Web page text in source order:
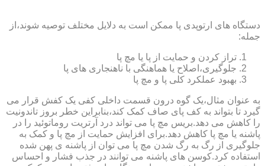
دستگاه های ارتوپدی پا ممکن است به دلایل مختلف توصیه شوند،از
جمله:
تراز کردن و حمایت از پا یا مچ پا
جلوگیری،اصلاح یا هماهنگی با ناهنجاری های پا
بهبود عملکرد کلی پا و مچ پا
به عنوان مثال،یک گوه درون قسمت داخلی کفی یک کفش قرار می
گیرد تا بتواند به کف پای صاف کمک کند،بنابراین خطر بروز تاندونیت
را کاهش می دهد.بریس مچ پا می تواند درد آرتریت روماتوئید را در
پاشنه یا مچ پا کاهش دهد.برای افزایش حمایت از مچ پا و کمک به
جلوگیری از رگ به رگ شدن مچ پا می توان از پاشنه ی پهن شده
استفاده کرد.کوسن های پاشنه می توانند در جذب فشار و احساس